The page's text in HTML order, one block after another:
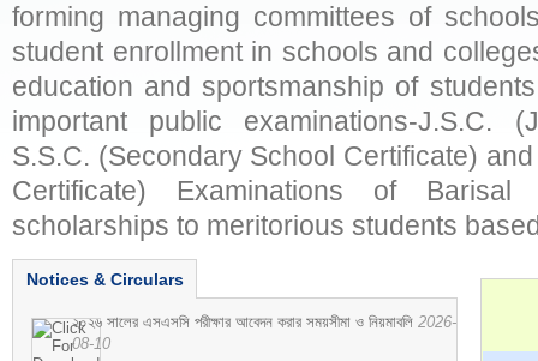
forming managing committees of
student enrollment in schools and
education and sportsmanship of
important public examinations-J.S.C.
S.S.C. (Secondary School Certificate)
Certificate) Examinations of
scholarships to meritorious students
Notices & Circulars
২০২৬ সালের এসএসসি পরীক্ষার আবেদন করার সময়সীমা ও নিয়মাবলি 2026-
08-10